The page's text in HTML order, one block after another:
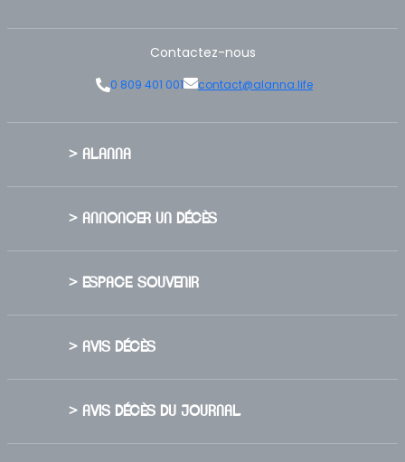
Contactez-nous
0 809 401 001 contact@alanna.life
> ALANNA
> ANNONCER UN DÉCÈS
> ESPACE SOUVENIR
> AVIS DÉCÈS
> AVIS DÉCÈS DU JOURNAL